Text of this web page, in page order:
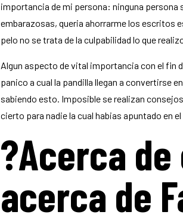
importancia de mi persona: ninguna persona
embarazosas, queria ahorrarme los escritos
pelo no se trata de la culpabilidad lo que
Algun aspecto de vital importancia con el fin
panico a cual la pandilla llegan a convertirse
sabiendo esto. Imposible se realizan
cierto para nadie la cual habias apuntado en
?Acerca
acerca de